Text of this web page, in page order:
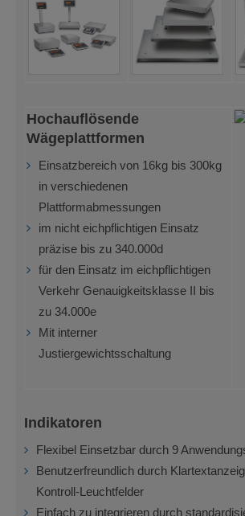
Hochauflösende
Wägeplattformen
Einsatzbereich von 16kg bis 300kg
in verschiedenen
Plattformabmessungen
im nicht eichpflichtigen Einsatz
präzise bis zu 340.000d
für den Einsatz im eichpflichtigen
Verkehr Genauigkeitsklasse II bis
zu 34.000e
Mit interner
Justiergewichtsschaltung
Indikatoren
Flexibel Einsetzbar durch 9
Benutzerfreundlich durch
Kontroll-Leuchtfelder
Einfach zu integrieren durch